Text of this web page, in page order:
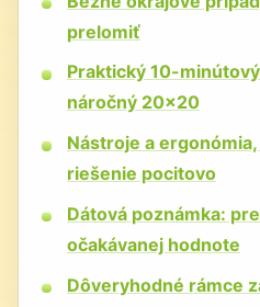
prelomiť
Praktický 10-
náročný 20×20
Nástroje a
riešenie pocitovo
Dátová poznámka:
očakávanej hodnote
Dôveryhodné rámce